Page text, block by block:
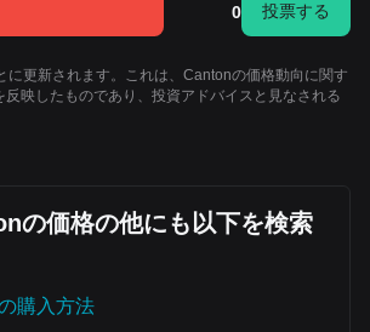
0 投票する
に更新されます。これは、Cantonの価格動向に関す
反映したものであり、投資アドバイスと見なされる
の価格の他にも以下を検索
購入方法